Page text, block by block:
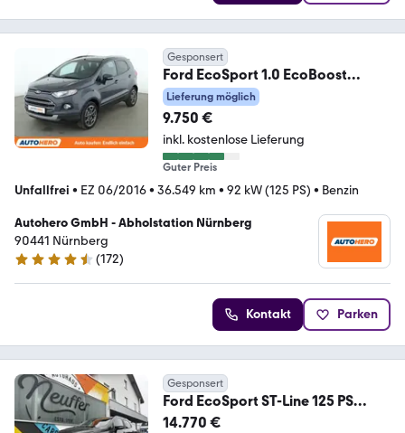
Gesponsert
Ford EcoSport 1.0 EcoBoost
Titanium*PDC*SHZ*KLIMA*
Lieferung möglich
9.750 €
inkl. kostenlose Lieferung
Guter Preis
Unfallfrei • EZ 06/2016• 36.549 km • 92 kW (125 PS) • Benzin
Autohero GmbH - Abholstation Nürnberg
90441 Nürnberg
4.5 Sterne
(172)
Kontakt Parken
Gesponsert
Ford EcoSport ST-Line 125 PS
Winter-Paket/Rfkamera
14.770 €